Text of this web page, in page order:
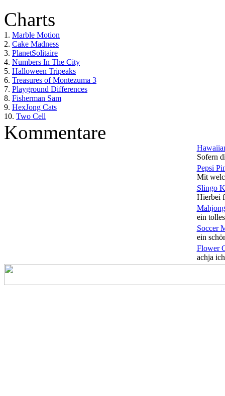
Charts
1. Marble Motion
2. Cake Madness
3. PlanetSolitaire
4. Numbers In The City
5. Halloween Tripeaks
6. Treasures of Montezuma 3
7. Playground Differences
8. Fisherman Sam
9. HexJong Cats
10. Two Cell
Kommentare
Sofern
Pepsi
Mit
Slingo
Hierbei
ein
Soccer
ein
Flower
achja